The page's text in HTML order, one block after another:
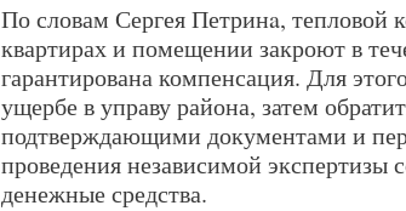
По словам Сергея Петринa, тепловой
квартирах и помещении закроют в
гарантирована компенсация. Для
ущербе в управу района, затем
подтверждающими документами и
проведения независимой экспертизы
денежные средства.